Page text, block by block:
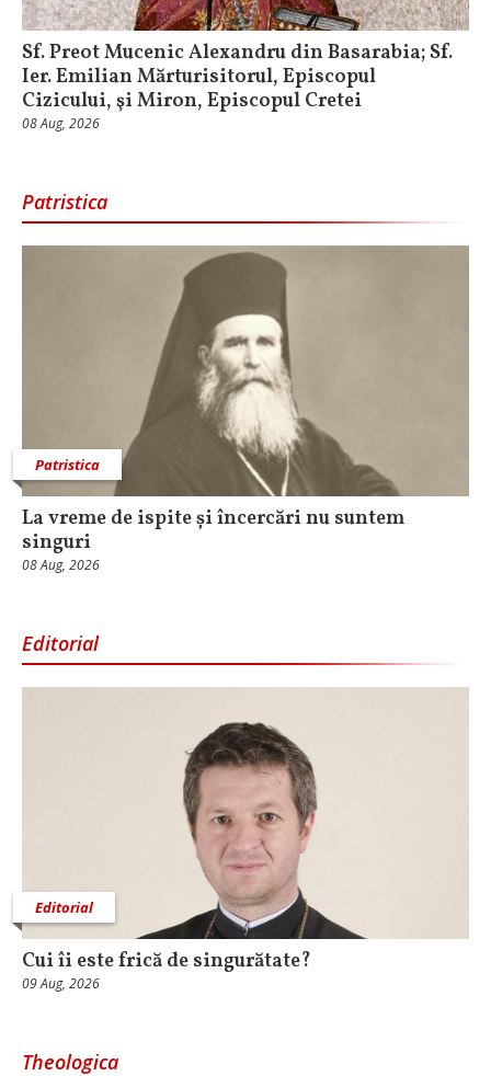
Sf. Preot Mucenic Alexandru din Basarabia; Sf.
Ier. Emilian Mărturisitorul, Episcopul
Cizicului, şi Miron, Episcopul Cretei
08 Aug, 2026
Patristica
Patristica
La vreme de ispite și încercări nu suntem
singuri
08 Aug, 2026
Editorial
Editorial
Cui îi este frică de singurătate?
09 Aug, 2026
Theologica